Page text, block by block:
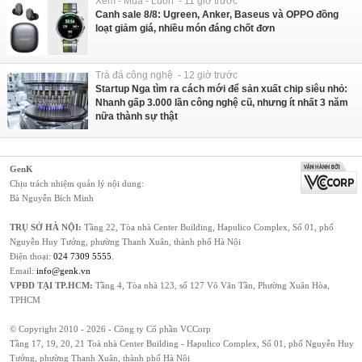
Canh sale 8/8: Ugreen, Anker, Baseus và OPPO đồng
loạt giảm giá, nhiều món đáng chốt đơn
Trà đá công nghệ - 12 giờ trước
Startup Nga tìm ra cách mới để sản xuất chip siêu nhỏ:
Nhanh gấp 3.000 lần công nghệ cũ, nhưng ít nhất 3 năm
nữa thành sự thật
GenK
Chịu trách nhiệm quản lý nội dung:
Bà Nguyễn Bích Minh
TRỤ SỞ HÀ NỘI: Tầng 22, Tòa nhà Center Building, Hapulico Complex, Số 01, phố
Nguyễn Huy Tưởng, phường Thanh Xuân, thành phố Hà Nội
Điện thoại: 024 7309 5555
Email: info@genk.vn
VPĐD TẠI TP.HCM: Tầng 4, Tòa nhà 123, số 127 Võ Văn Tần, Phường Xuân Hòa,
TPHCM
© Copyright 2010 - 2026 - Công ty Cổ phần VCCorp
Tầng 17, 19, 20, 21 Toà nhà Center Building - Hapulico Complex, Số 01, phố Nguyễn Huy
Tưởng, phường Thanh Xuân, thành phố Hà Nội